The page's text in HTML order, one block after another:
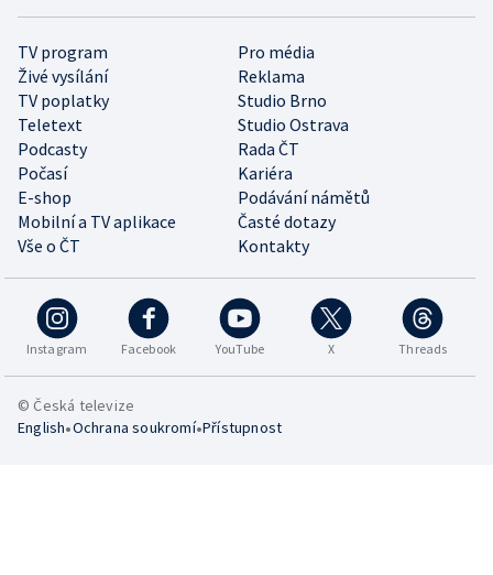
TV program
Pro média
Živé vysílání
Reklama
TV poplatky
Studio Brno
Teletext
Studio Ostrava
Podcasty
Rada ČT
Počasí
Kariéra
E-shop
Podávání námětů
Mobilní a TV aplikace
Časté dotazy
Vše o ČT
Kontakty
Instagram Facebook YouTube X Threads
© Česká televize
English•Ochrana soukromí•Přístupnost